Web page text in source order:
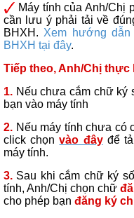
Máy tính của Anh/Chị
cần lưu ý phải tải về
BHXH. Xem hướng
BHXH tại đây.
Tiếp theo, Anh/Chị
1. Nếu chưa cắm chữ ký
bạn vào máy tính
2. Nếu máy tính chưa có
click chọnvào đâyđể
máy tính.
3. Sau khi cắm chữ ký
tính, Anh/Chị chọn chữ
cho phép bạn đăng ký